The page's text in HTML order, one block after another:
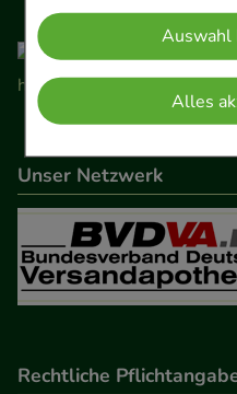
Website notwendig
Warenkorb,
verzichtet werden kann.
Komfort:Diese Cookies
Einkaufserlebnis noch
beispielsweise für die
Besuchers oder unsere
Verhaltensweisen (z.B.
anzupassen. Komfort-
auch auf Ihre
betreiben.
Auswahl
Alles
Unser Netzwerk
Rechtliche